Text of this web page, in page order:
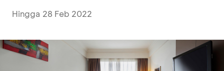
Hingga 28 Feb 2022